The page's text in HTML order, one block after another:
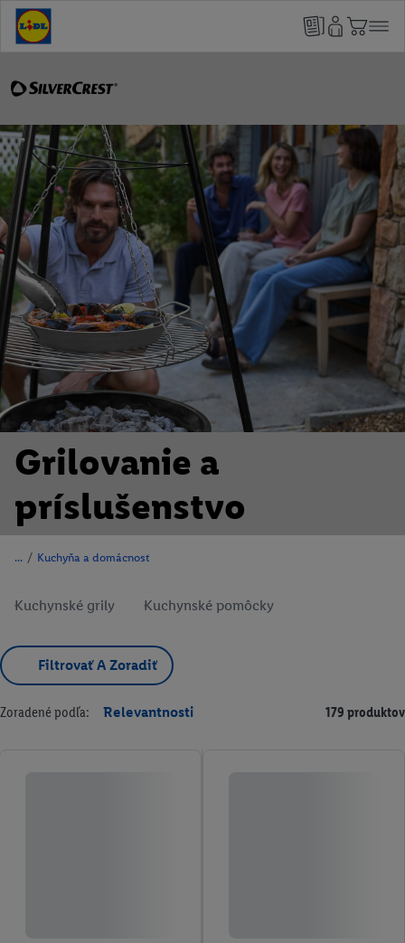
Grilovanie a
príslušenstvo
/ Kuchyňa a domácnosť
Kuchynské grily Kuchynské pomôcky
Filtrovať A Zoradiť
Zoradené podľa: Relevantnosti 179 produktov